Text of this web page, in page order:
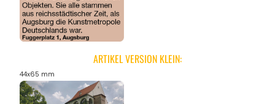
ARTIKEL VERSION KLEIN:
44x65 mm